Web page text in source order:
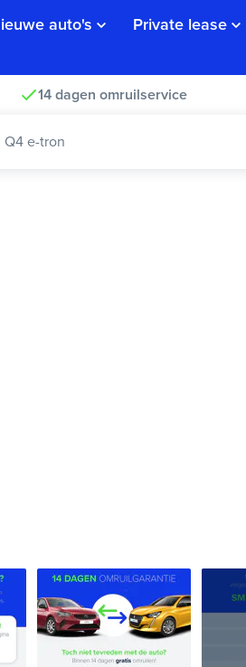
auto's Private lease
14 dagen omruilservice
Q4 e-tron